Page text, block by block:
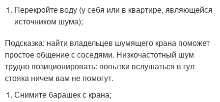
Перекройте воду (у себя или в квартире, являющейся
источником шума);
Подсказка: найти владельцев шумящего крана поможет
простое общение с соседями. Низкочастотный шум
трудно позиционировать: попытки вслушаться в гул
стояка ничем вам не помогут.
Снимите барашек с крана;